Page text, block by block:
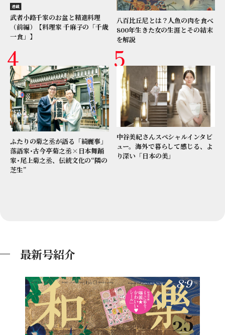
連載
武者小路千家のお盆と精進料理
（前編）【料理家 千麻子の「千歳
一食」】
八百比丘尼とは？人魚の肉を食べ
800年生きた女の生涯とその結末
を解説
ふたりの菊之丞が語る「綺麗事」
落語家･古今亭菊之丞×日本舞踊
家･尾上菊之丞、伝統文化の“隣の
芝生”
中谷美紀さんスペシャルインタビ
ュー。海外で暮らして感じる、よ
り深い「日本の美」
最新号紹介